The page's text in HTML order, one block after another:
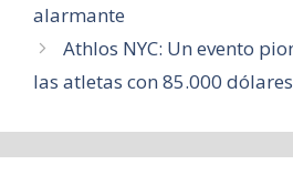
alarmante
Athlos NYC: Un evento
las atletas con 85.000 dólares